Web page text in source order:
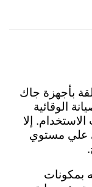
بأجهزة جاك
الوقائية
إلا
علي مستوي
بمكونات